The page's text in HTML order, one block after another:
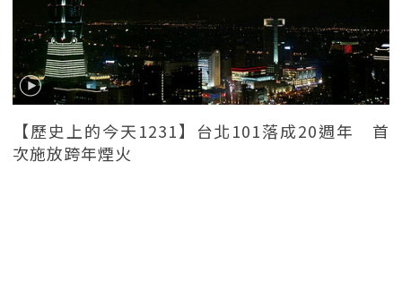
【歷史上的今天1231】台北101落成20週年 首
次施放跨年煙火